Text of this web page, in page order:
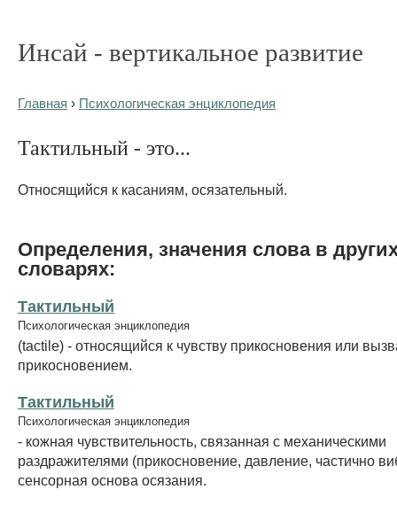
Инсай - вертикальное развитие
Главная › Психологическая энциклопедия
Тактильный - это...
Относящийся к касаниям, осязательный.
Определения, значения слова в
словарях:
Тактильный
Психологическая энциклопедия
(tactile) - относящийся к чувству прикосновения или
прикосновением.
Тактильный
Психологическая энциклопедия
- кожная чувствительность, связанная с механическими
раздражителями (прикосновение, давление, частично
сенсорная основа осязания.